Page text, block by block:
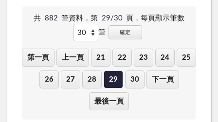
共 882 筆資料，第 29/30 頁， 每頁顯示筆數
筆
確定
第一頁 上一頁 21 22 23 24 25
26 27 28 29 30 下一頁
最後一頁